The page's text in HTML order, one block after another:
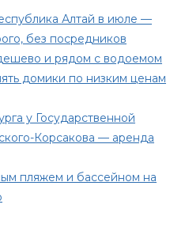
Алтай в июле —
без посредников
и рядом с водоемом
домики по низким ценам
у Государственной
Корсакова — аренда
пляжем и бассейном на